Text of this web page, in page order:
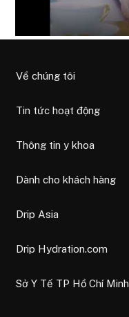
Về chúng tôi
Tin tức hoạt động
Thông tin y khoa
Dành cho khách hàng
Drip Asia
Drip Hydration.com
Sở Y Tế TP Hồ Chí Minh